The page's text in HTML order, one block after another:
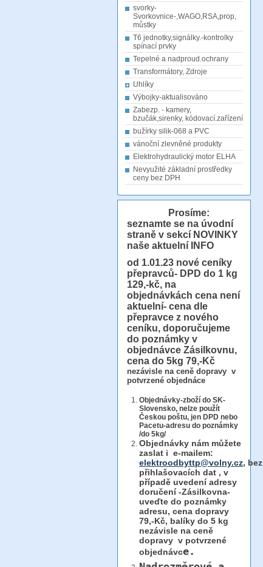
svorky-
Svorkovnice-,WAGO,RSA,prop,
můstky
T6 jednotky,signálky.-kontrolky
spínací prvky
Tepelné a nadproud.ochrany
Transformátory, Zdroje
Uhlíky
Výbojky-aktualisováno
Zabezp. - kamery,
bzučák,sirenky, kódovací.zařízení
bužírky silik-068 a PVC
vánoční zlevněné produkty
Elektrohydraulický motor ELHA
Nevyužité základní prostředky
ceny bez DPH
Prosíme:
seznamte se na úvodní
straně v sekcí NOVINKY
naše aktuelní INFO
od 1.01.23 nové ceníky
přepravců- DPD do 1 kg
129,-kč, na
objednávkách cena není
aktuelní- cena dle
přepravce z nového
ceníku, doporučujeme
do poznámky v
objednávce Zásilkovnu,
cena do 5kg 79,-Kč
nezávisle na ceně dopravy v
potvrzené objednáce
Objednávky-zboží do SK-
Slovensko, nelze použít
Českou poštu, jen DPD nebo
Pacetu-adresu do poznámky
/do 5kg/
Objednávky nám můžete
zaslat i e-mailem:
elektroodbyttp@volny.cz, bez
přihlašovacích dat , v
případě uvedení adresy
doručení -Zásilkovna-
uveďte do poznámky
adresu, cena dopravy
79,-Kč, balíky do 5 kg
nezávisle na ceně
dopravy v potvrzené
objednávce.